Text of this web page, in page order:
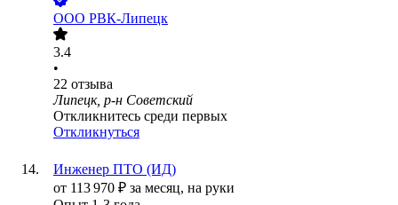
ООО РВК-Липецк
3.4
•
22 отзыва
Липецк, р-н Советский
Откликнитесь среди первых
Откликнуться
Инженер ПТО (ИД)
от 113 970 ₽ за месяц, на руки